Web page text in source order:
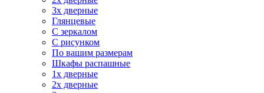
3х дверные
Глянцевые
С зеркалом
С рисунком
По вашим размерам
Шкафы распашные
1х дверные
2х дверные